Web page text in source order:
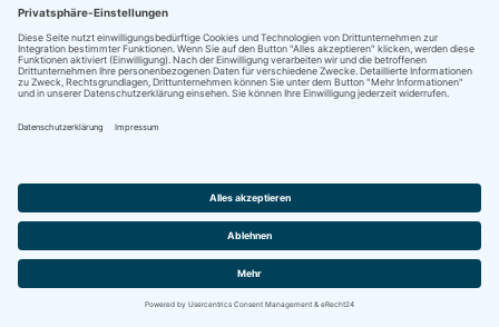
PORTINCAS Typ S 121
PORTINCAS Alu-Koffer-System Koffer Typ S
121, IM 530 x 380 x 120+30, für Messgeräte / -